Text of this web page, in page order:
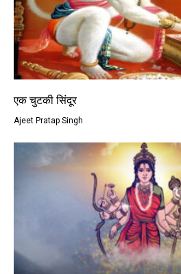
एक चुटकी सिंदूर
Ajeet Pratap Singh